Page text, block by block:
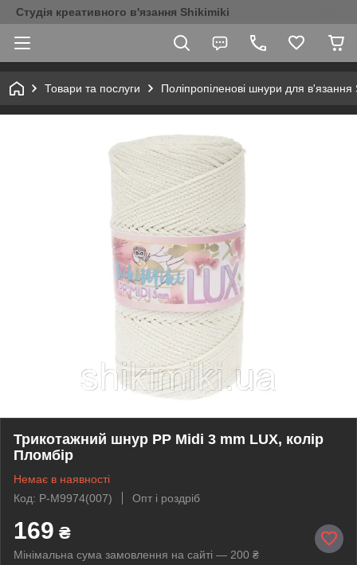
Студія креативного в'язання Shikimiki
Товари та послуги Поліпропіленові шнури для в'язання
Трикотажний шнур PP Midi 3 mm LUX, колір
Пломбір
Немає в наявності
Код: P-M9974(007)
Опт і роздріб
169 ₴
Мінімальна сума замовлення на сайті — 200 ₴